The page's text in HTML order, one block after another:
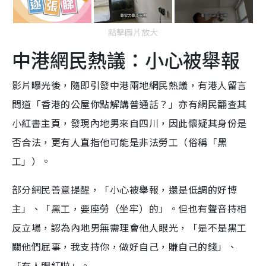
點擊圖片放大
中港網民熱議：小心被舉報
影片曝光後，隨即引發中港兩地網民熱議，有港人留言
問道「香港的公屋你點解講普通話？」亦有網民翻查其
小紅書主頁，發現內地男來自四川，因此懷疑其身份是
否合法，更有人直指他可能是非法勞工（俗稱「黑
工」）。
部分網民善意提醒，「小心被舉報，還是低調的好博
主」、「黑工，要座勞（坐牢）的」。但也有聲音持相
反立場，認為內地男無需理會他人眼光，「是不是黑工
關他們屁事，我支持你，做好自己，賺自己的錢」、